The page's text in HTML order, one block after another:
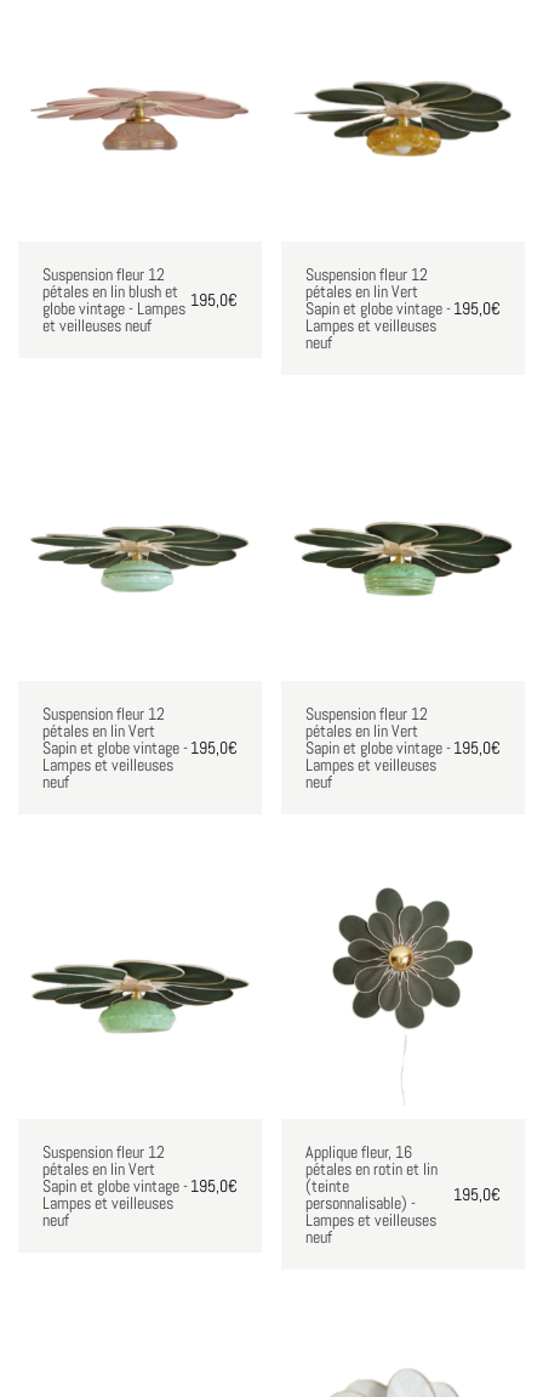
Suspension fleur 12
pétales en lin blush et
globe vintage - Lampes
et veilleuses neuf
195,0€
Suspension fleur 12
pétales en lin Vert
Sapin et globe vintage -
Lampes et veilleuses
neuf
195,0€
Suspension fleur 12
pétales en lin Vert
Sapin et globe vintage -
Lampes et veilleuses
neuf
195,0€
Suspension fleur 12
pétales en lin Vert
Sapin et globe vintage -
Lampes et veilleuses
neuf
195,0€
Suspension fleur 12
pétales en lin Vert
Sapin et globe vintage -
Lampes et veilleuses
neuf
195,0€
Applique fleur, 16
pétales en rotin et lin
(teinte
personnalisable) -
Lampes et veilleuses
neuf
195,0€